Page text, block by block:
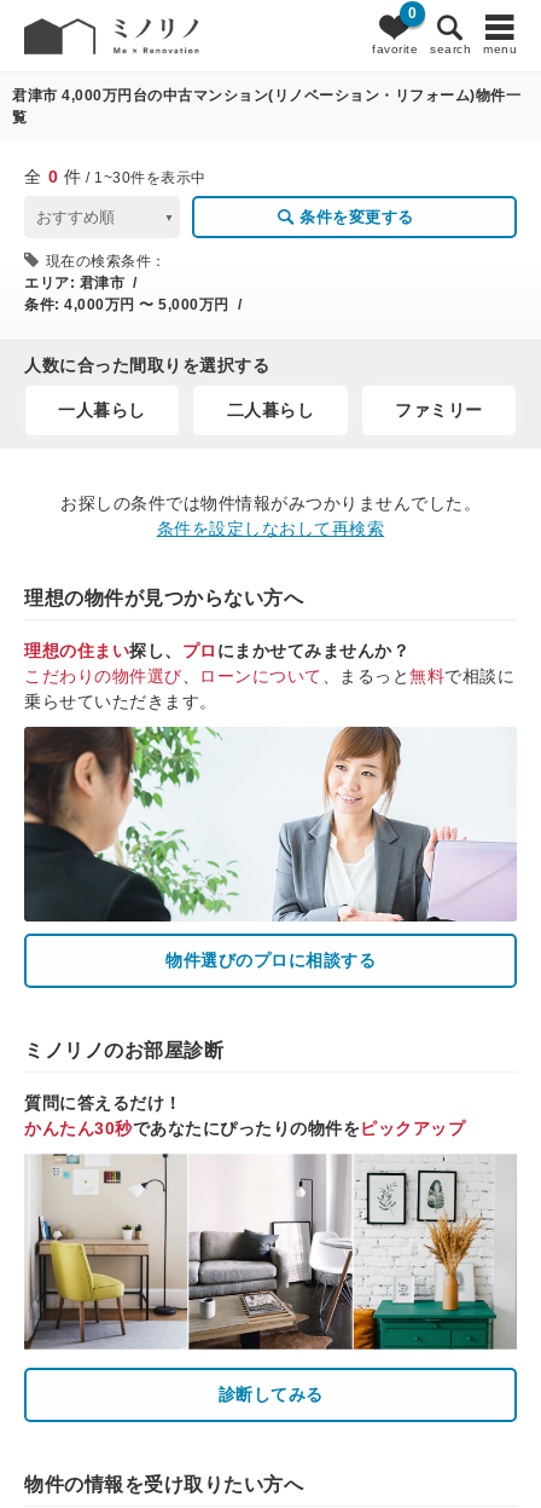
favorite
0
search menu
0 条件変更
君津市 4,000万円台の中古マンション(リノベーション・リフォーム)物件一
覧
全 0 件 / 1~30件を表示中
条件を変更する
現在の検索条件：
エリア: 君津市 /
条件: 4,000万円 〜 5,000万円 /
人数に合った間取りを選択する
一人暮らし 二人暮らし ファミリー
お探しの条件では物件情報がみつかりませんでした。
条件を設定しなおして再検索
理想の物件が見つからない方へ
理想の住まい探し、 プロ にまかせてみませんか？
こだわりの物件選び
ローンについて 、まるっと無料で相談に
乗らせていただきます。
物件選びのプロに相談する
ミノリノのお部屋診断
質問に答えるだけ！
かんたん30秒であなたにぴったりの物件をピックアップ
診断してみる
物件の情報を受け取りたい方へ